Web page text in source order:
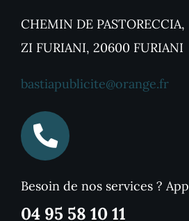
CHEMIN DE PASTORECCIA,
ZI FURIANI, 20600 FURIANI
bastiapublicite@orange.fr
Besoin de nos services ?
04 95 58 10 11